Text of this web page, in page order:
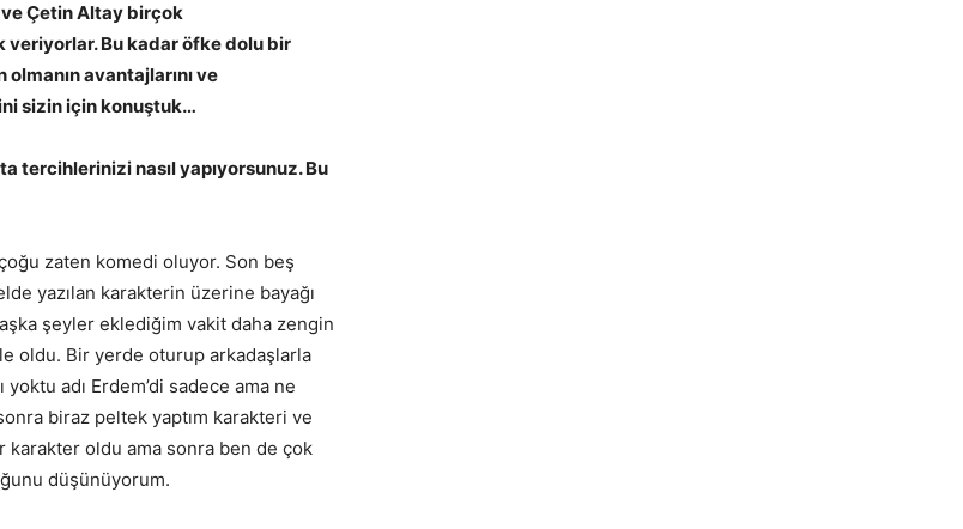
ve Çetin Altay birçok
veriyorlar. Bu kadar öfke dolu bir
avantajlarını ve
sizin için konuştuk…
tercihlerinizi nasıl yapıyorsunuz. Bu
zaten komedi oluyor. Son beş
yazılan karakterin üzerine bayağı
şeyler eklediğim vakit daha zengin
oldu. Bir yerde oturup arkadaşlarla
adı Erdem’di sadece ama ne
biraz peltek yaptım karakteri ve
karakter oldu ama sonra ben de çok
düşünüyorum.